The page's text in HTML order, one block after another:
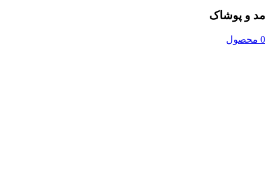
مد و پوشاک
0 محصول